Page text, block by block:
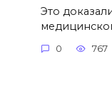
Это
0 767